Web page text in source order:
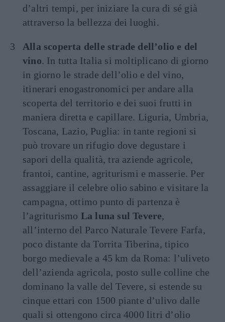
d’altri tempi, per iniziare la cura di sé già
attraverso la bellezza dei luoghi.
Alla scoperta delle strade dell’olio e del
vino. In tutta Italia si moltiplicano di giorno
in giorno le strade dell’olio e del vino,
itinerari enogastronomici per andare alla
scoperta del territorio e dei suoi frutti in
maniera diretta e capillare. Liguria, Umbria,
Toscana, Lazio, Puglia: in tante regioni si
può trovare un rifugio dove degustare i
sapori della qualità, tra aziende agricole,
frantoi, cantine, agriturismi e masserie. Per
assaggiare il celebre olio sabino e visitare la
campagna, ottimo punto di partenza è
l’agriturismo La luna sul Tevere,
all’interno del Parco Naturale Tevere Farfa,
poco distante da Torrita Tiberina, tipico
borgo medievale a 45 km da Roma: l’uliveto
dell’azienda agricola, posto sulle colline che
dominano la valle del Tevere, si estende su
cinque ettari con 1500 piante d’ulivo dalle
quali si ottengono circa 4000 litri d’olio